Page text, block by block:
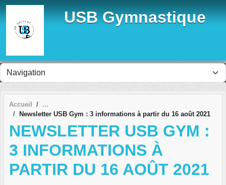
USB Gymnastique
Accueil
Newsletter USB Gym : 3 informations à partir du 16 août 2021
NEWSLETTER USB GYM :
3 INFORMATIONS À
PARTIR DU 16 AOÛT 2021
Panneau de gestion des cookies